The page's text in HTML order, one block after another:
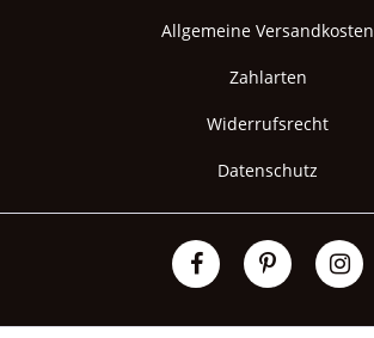
Allgemeine Versandkosten
Zahlarten
Widerrufsrecht
Datenschutz